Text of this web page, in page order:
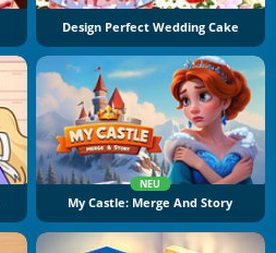
Design Perfect Wedding Cake
NEU
My Castle: Merge And Story